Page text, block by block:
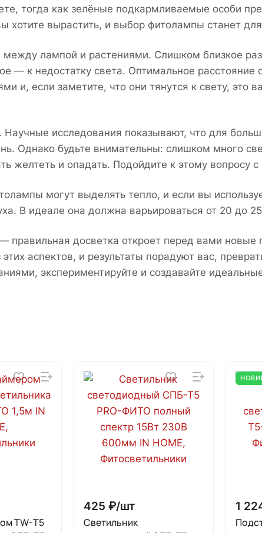
тогда как зелёные подкармливаемые особи
хотите вырастить, и выбор фитолампы станет
между лампой и растениями. Слишком близкое
— к недостатку света. Оптимальное расстояние
и, если заметите, что они тянутся к свету, это
исследования показывают, что для
Однако будьте внимательны: слишком много
желтеть и опадать. Подойдите к этому вопросу
могут выделять тепло, и если вы
В идеале она должна варьироваться от 20 до
правильная досветка откроет перед вами новые
аспектов, и результаты порадуют вас,
экспериментируйте и создавайте
TW-T5
425 ₽/шт
Светильник
1